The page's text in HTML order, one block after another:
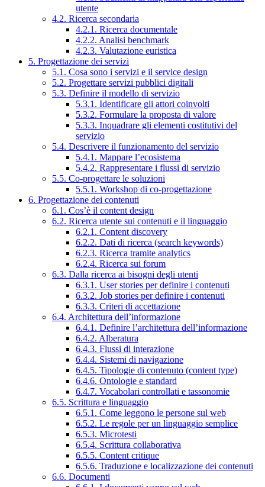
utente
4.2. Ricerca secondaria
4.2.1. Ricerca documentale
4.2.2. Analisi benchmark
4.2.3. Valutazione euristica
5. Progettazione dei servizi
5.1. Cosa sono i servizi e il service design
5.2. Progettare servizi pubblici digitali
5.3. Definire il modello di servizio
5.3.1. Identificare gli attori coinvolti
5.3.2. Formulare la proposta di valore
5.3.3. Inquadrare gli elementi costitutivi del
servizio
5.4. Descrivere il funzionamento del servizio
5.4.1. Mappare l’ecosistema
5.4.2. Rappresentare i flussi di servizio
5.5. Co-progettare le soluzioni
5.5.1. Workshop di co-progettazione
6. Progettazione dei contenuti
6.1. Cos’è il content design
6.2. Ricerca utente sui contenuti e il linguaggio
6.2.1. Content discovery
6.2.2. Dati di ricerca (search keywords)
6.2.3. Ricerca tramite analytics
6.2.4. Ricerca sui forum
6.3. Dalla ricerca ai bisogni degli utenti
6.3.1. User stories per definire i contenuti
6.3.2. Job stories per definire i contenuti
6.3.3. Criteri di accettazione
6.4. Architettura dell’informazione
6.4.1. Definire l’architettura dell’informazione
6.4.2. Alberatura
6.4.3. Flussi di interazione
6.4.4. Sistemi di navigazione
6.4.5. Tipologie di contenuto (content type)
6.4.6. Ontologie e standard
6.4.7. Vocabolari controllati e tassonomie
6.5. Scrittura e linguaggio
6.5.1. Come leggono le persone sul web
6.5.2. Le regole per un linguaggio semplice
6.5.3. Microtesti
6.5.4. Scrittura collaborativa
6.5.5. Content critique
6.5.6. Traduzione e localizzazione dei contenuti
6.6. Documenti